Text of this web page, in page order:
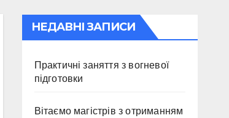
НЕДАВНІ ЗАПИСИ
Практичні заняття з вогневої
підготовки
Вітаємо магістрів з отриманням